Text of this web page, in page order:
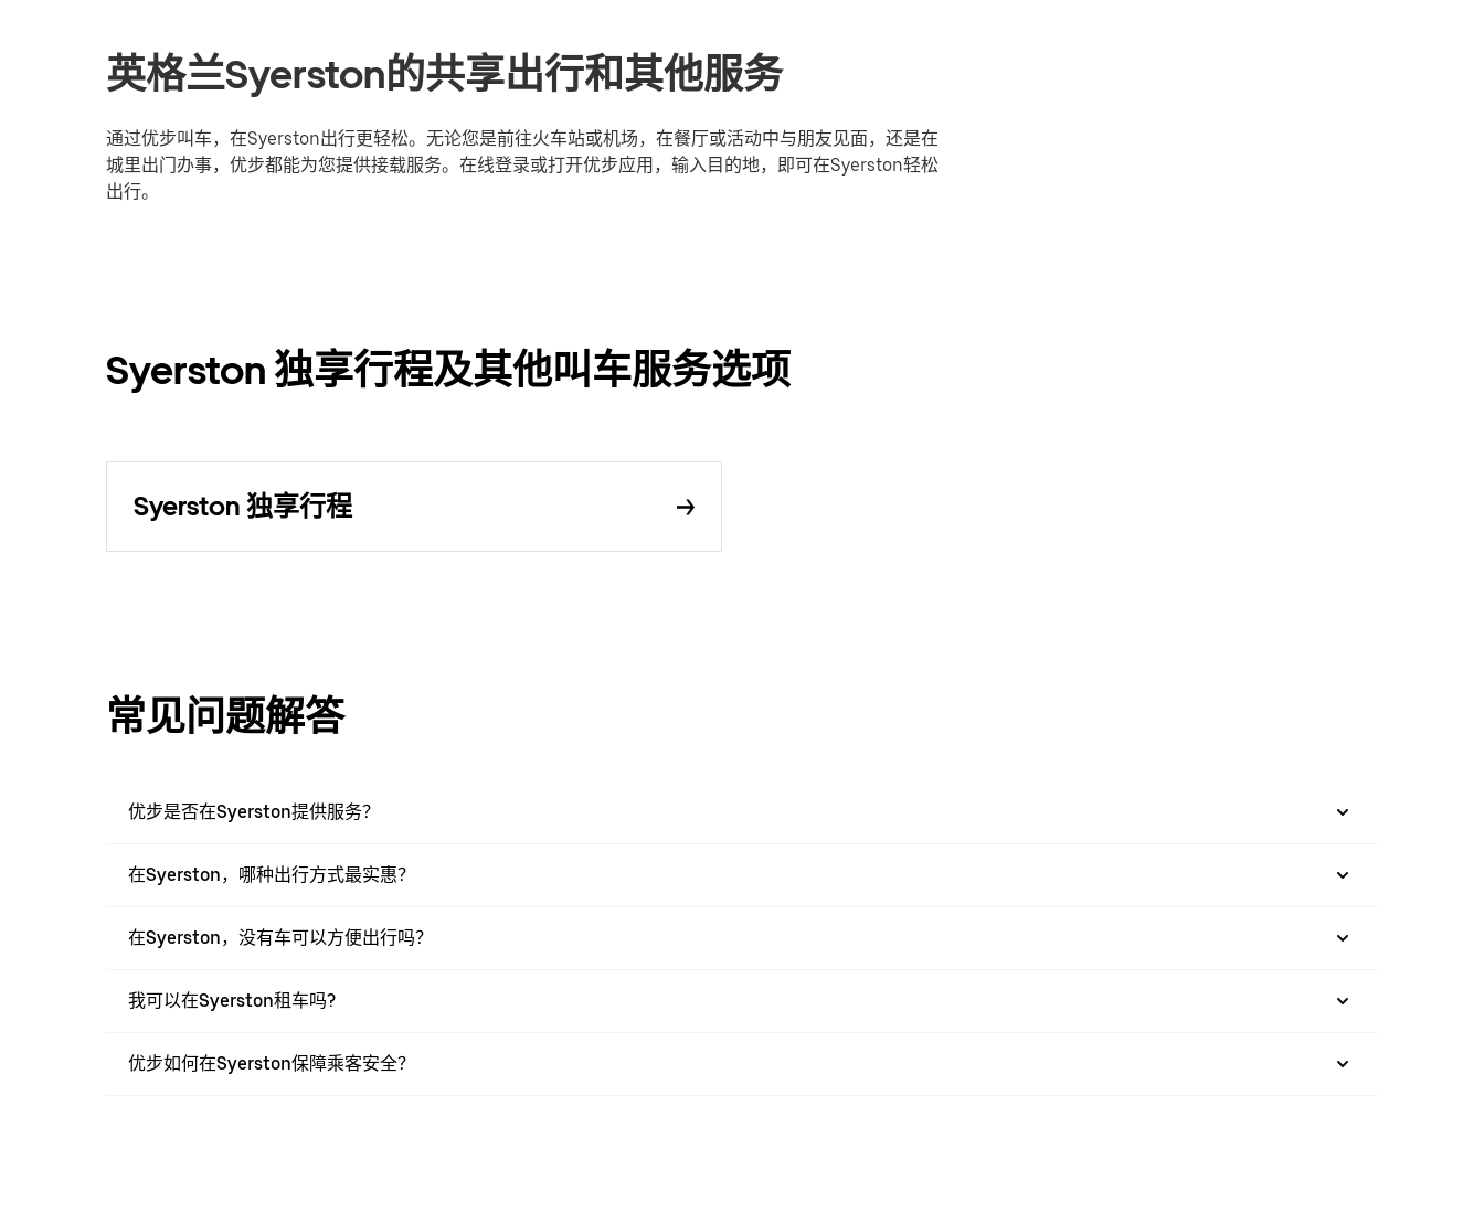
英格兰Syerston的共享出行和其他服务
通过优步叫车，在Syerston出行更轻松。无论您是前往火车站或机场，在餐厅或活动中与朋友见面，还是在
城里出门办事，优步都能为您提供接载服务。在线登录或打开优步应用，输入目的地，即可在Syerston轻松
出行。
Syerston 独享行程及其他叫车服务选项
Syerston 独享行程
常见问题解答
优步是否在Syerston提供服务？
在Syerston，哪种出行方式最实惠？
在Syerston，没有车可以方便出行吗？
我可以在Syerston租车吗?
优步如何在Syerston保障乘客安全？